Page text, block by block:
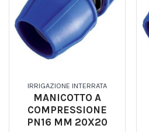
IRRIGAZIONE INTERRATA
MANICOTTO A
COMPRESSIONE
PN16 MM 20X20